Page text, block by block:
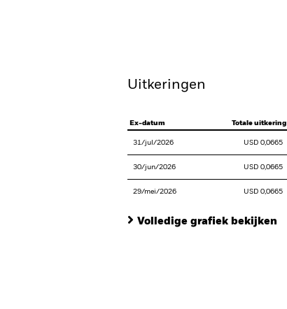
Uitkeringen
Ex-datum Totale uitkering
31/jul/2026 USD 0,0665
30/jun/2026 USD 0,0665
29/mei/2026 USD 0,0665
Volledige grafiek bekijken